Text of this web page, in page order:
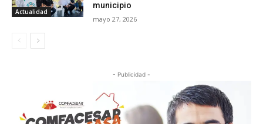
Actualidad
municipio
mayo 27, 2026
- Publicidad -